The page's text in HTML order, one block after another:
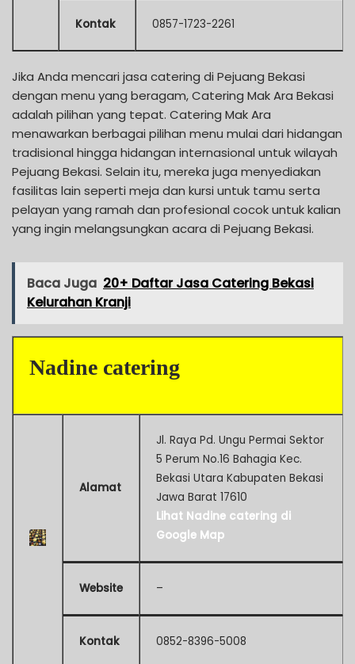
Kontak 0857-1723-2261
Jika Anda mencari jasa catering di Pejuang Bekasi
dengan menu yang beragam, Catering Mak Ara Bekasi
adalah pilihan yang tepat. Catering Mak Ara
menawarkan berbagai pilihan menu mulai dari hidangan
tradisional hingga hidangan internasional untuk wilayah
Pejuang Bekasi. Selain itu, mereka juga menyediakan
fasilitas lain seperti meja dan kursi untuk tamu serta
pelayan yang ramah dan profesional cocok untuk kalian
yang ingin melangsungkan acara di Pejuang Bekasi.
Baca Juga 20+ Daftar Jasa Catering Bekasi
Kelurahan Kranji
Nadine catering
Alamat
Jl. Raya Pd. Ungu Permai Sektor
5 Perum No.16 Bahagia Kec.
Bekasi Utara Kabupaten Bekasi
Jawa Barat 17610
Lihat Nadine catering di
Google Map
Website –
Kontak 0852-8396-5008